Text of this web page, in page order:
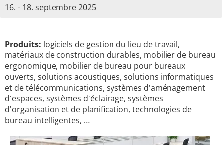
16. - 18. septembre 2025
Produits: logiciels de gestion du lieu de travail,
matériaux de construction durables, mobilier de bureau
ergonomique, mobilier de bureau pour bureaux
ouverts, solutions acoustiques, solutions informatiques
et de télécommunications, systèmes d'aménagement
d'espaces, systèmes d'éclairage, systèmes
d'organisation et de planification, technologies de
bureau intelligentes, …